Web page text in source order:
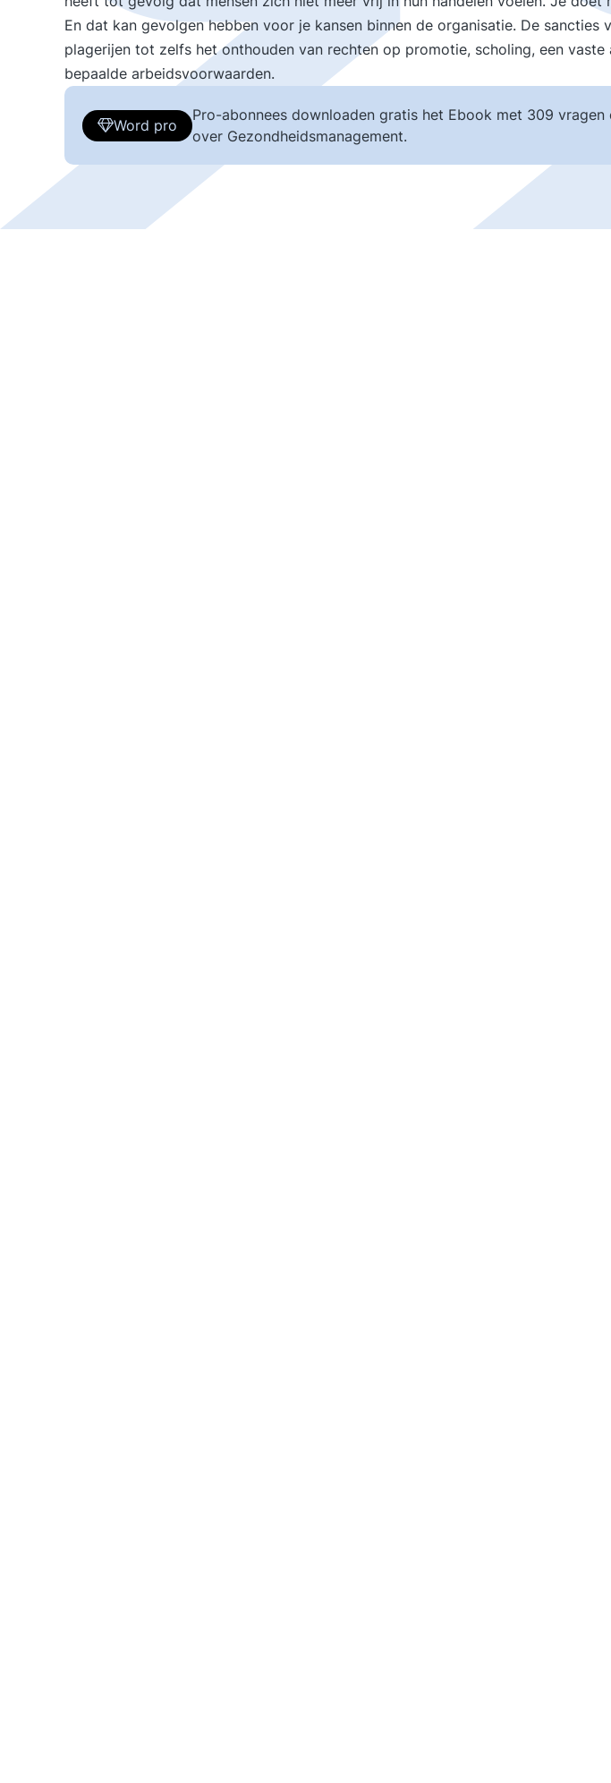
En dat kan gevolgen hebben voor je kansen binnen de organisatie. De sancties
plagerijen tot zelfs het onthouden van rechten op promotie, scholing, een vaste
bepaalde arbeidsvoorwaarden.
Word pro
Pro-abonnees downloaden gratis het Ebook met 309 vragen
over Gezondheidsmanagement.